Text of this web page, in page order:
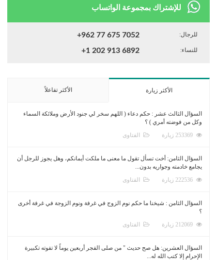
للإشتراك بمجموعة الواتساب
للرجال: +962 77 675 7052
للنساء: +1 202 913 6892
الأكثر زيارة الأكثر تفاعلاً
السؤال الثالث عشر : حكم دعاء ( اللهم سخر لي جنود الأرض وملائكة السماء
وكل من فوضته أمري ) ؟
الفتاوى
السؤال الثامن: أخت تسأل تقول ما معنى ما ملكت أيمانكم، وهل يجوز للرجل أن
يجامع خادمته وجواريه بدون...
الفتاوى
السؤال الثامن : شيخنا ما حكم نوم الزوج في غرفة ونوم الزوجة في غرفة أخرى
؟
الفتاوى
السؤال العشرين: هل صح حديث " من صلى الفجر أربعين يوماً لا تفوته تكبيرة
الإحرام إلا كتب الله له...